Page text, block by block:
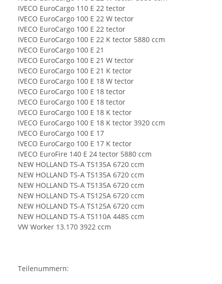
IVECO EuroCargo 110 E 22 tector
IVECO EuroCargo 100 E 22 W tector
IVECO EuroCargo 100 E 22 tector
IVECO EuroCargo 100 E 22 K tector 5880 ccm
IVECO EuroCargo 100 E 21
IVECO EuroCargo 100 E 21 W tector
IVECO EuroCargo 100 E 21 K tector
IVECO EuroCargo 100 E 18 W tector
IVECO EuroCargo 100 E 18 tector
IVECO EuroCargo 100 E 18 tector
IVECO EuroCargo 100 E 18 K tector
IVECO EuroCargo 100 E 18 K tector 3920 ccm
IVECO EuroCargo 100 E 17
IVECO EuroCargo 100 E 17 K tector
IVECO EuroFire 140 E 24 tector 5880 ccm
NEW HOLLAND TS-A TS135A 6720 ccm
NEW HOLLAND TS-A TS135A 6720 ccm
NEW HOLLAND TS-A TS135A 6720 ccm
NEW HOLLAND TS-A TS125A 6720 ccm
NEW HOLLAND TS-A TS125A 6720 ccm
NEW HOLLAND TS-A TS110A 4485 ccm
VW Worker 13.170 3922 ccm
Teilenummern: